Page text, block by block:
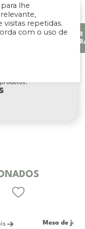
produtos.
Ver mais
lhe
visitas repetidas.
com o uso de